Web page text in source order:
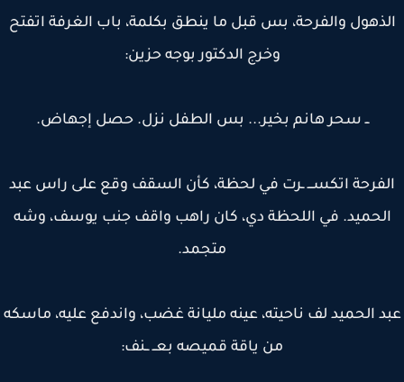
والفرحة، بس قبل ما ينطق بكلمة، باب الغرفة اتفتح
وخرج الدكتور بوجه حزين:
ــ سحر هانم بخير... بس الطفل نزل. حصل إجهاض.
اتكســـ ـرت في لحظة، كأن السقف وقع على راس عبد
في اللحظة دي، كان راهب واقف جنب يوسف، وشه
متجمد.
الحميد لف ناحيته، عينه مليانة غضب، واندفع عليه، ماسكه
من ياقة قميصه بعــ ــنف: